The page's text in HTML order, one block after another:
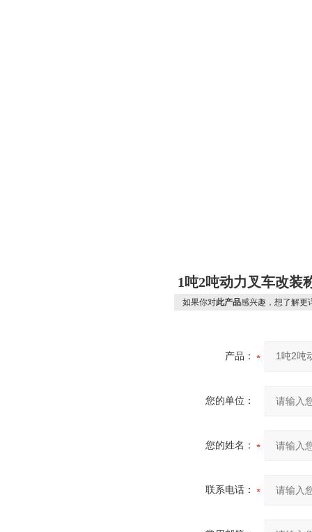
1吨2吨动力叉车改装
如果你对此产品感兴趣，想了解更
产品：
您的单位：
您的姓名：
联系电话：